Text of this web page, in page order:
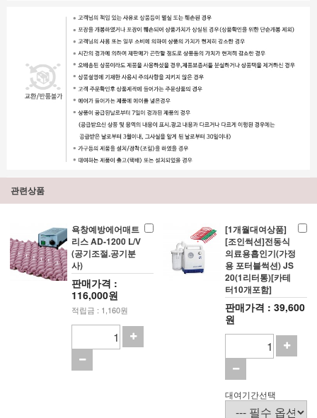
관련상품
욕창예방에어매트
리스 AD-1200 L/V
(공기조절.공기분
사)
판매가격 :
116,000원
적립금 : 1,160원
[1개월대여상품]
[조인썩션]전동식
의료용흡인기(가정
용 포터블썩션) JS
20(1리터통)[카테
터10개포함]
판매가격 : 39,600
원
대여기간선택